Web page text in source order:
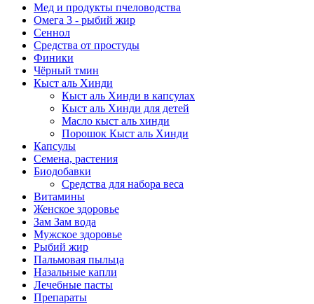
Мед и продукты пчеловодства
Омега 3 - рыбий жир
Сеннол
Средства от простуды
Финики
Чёрный тмин
Кыст аль Хинди
Кыст аль Хинди в капсулах
Кыст аль Хинди для детей
Масло кыст аль хинди
Порошок Кыст аль Хинди
Капсулы
Семена, растения
Биодобавки
Средства для набора веса
Витамины
Женское здоровье
Зам Зам вода
Мужское здоровье
Рыбий жир
Пальмовая пыльца
Назальные капли
Лечебные пасты
Препараты